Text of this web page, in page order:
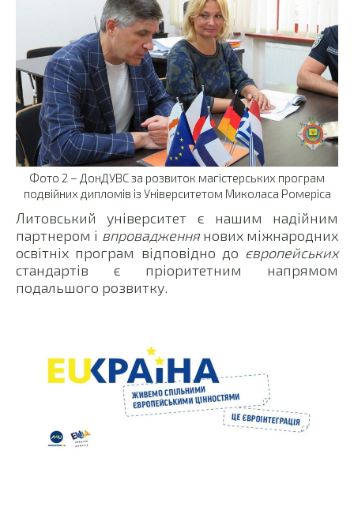
Фото 2 – ДонДУВС за розвиток магістерських програм
подвійних дипломів із Університетом Миколаса Ромеріса
Литовський університет є нашим надійним
партнером і впровадженнянових міжнародних
освітніх програм відповідно до європейських
стандартів є пріоритетним напрямом
подальшого розвитку.